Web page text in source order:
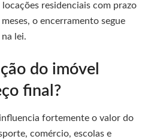
residenciais com prazo
o encerramento segue
lei.
do imóvel
final?
fortemente o valor do
comércio, escolas e